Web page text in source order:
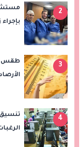
2
3
طقس
4